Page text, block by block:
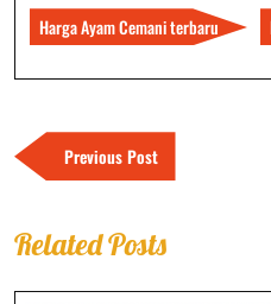
Harga Ayam Cemani terbaru
Navigasi
pos
Previous PostPrevious
Post
Related Posts